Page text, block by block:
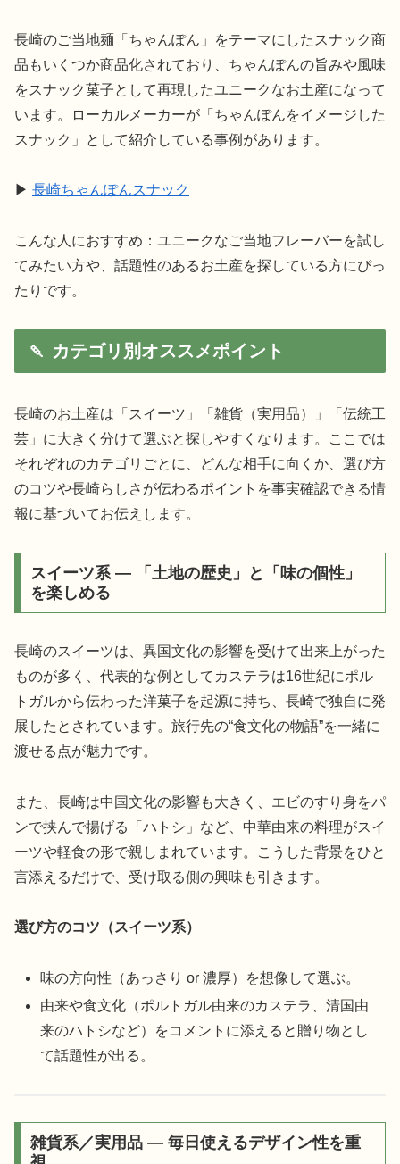
長崎のご当地麺「ちゃんぽん」をテーマにしたスナック商
品もいくつか商品化されており、ちゃんぽんの旨みや風味
をスナック菓子として再現したユニークなお土産になって
います。ローカルメーカーが「ちゃんぽんをイメージした
スナック」として紹介している事例があります。
▶︎ 長崎ちゃんぽんスナック
こんな人におすすめ：ユニークなご当地フレーバーを試し
てみたい方や、話題性のあるお土産を探している方にぴっ
たりです。
🍡 カテゴリ別オススメポイント
長崎のお土産は「スイーツ」「雑貨（実用品）」「伝統工
芸」に大きく分けて選ぶと探しやすくなります。ここでは
それぞれのカテゴリごとに、どんな相手に向くか、選び方
のコツや長崎らしさが伝わるポイントを事実確認できる情
報に基づいてお伝えします。
スイーツ系 — 「土地の歴史」と「味の個性」
を楽しめる
長崎のスイーツは、異国文化の影響を受けて出来上がった
ものが多く、代表的な例としてカステラは16世紀にポル
トガルから伝わった洋菓子を起源に持ち、長崎で独自に発
展したとされています。旅行先の“食文化の物語”を一緒に
渡せる点が魅力です。
また、長崎は中国文化の影響も大きく、エビのすり身をパ
ンで挟んで揚げる「ハトシ」など、中華由来の料理がスイ
ーツや軽食の形で親しまれています。こうした背景をひと
言添えるだけで、受け取る側の興味も引きます。
選び方のコツ（スイーツ系）
味の方向性（あっさり or 濃厚）を想像して選ぶ。
由来や食文化（ポルトガル由来のカステラ、清国由
来のハトシなど）をコメントに添えると贈り物とし
て話題性が出る。
雑貨系／実用品 — 毎日使えるデザイン性を重